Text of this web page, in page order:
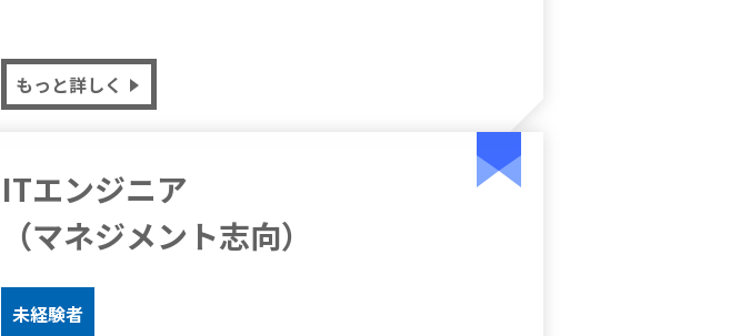
もっと詳しく
ITエンジニア
（マネジメント志向）
未経験者